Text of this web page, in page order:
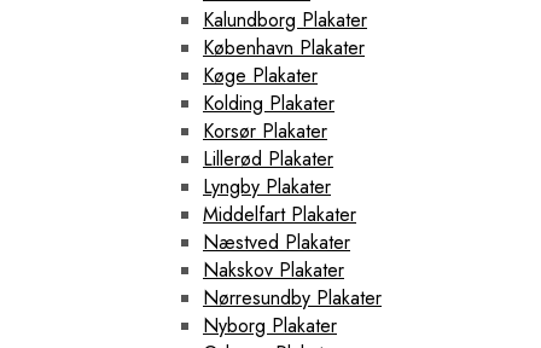
Kalundborg Plakater
København Plakater
Køge Plakater
Kolding Plakater
Korsør Plakater
Lillerød Plakater
Lyngby Plakater
Middelfart Plakater
Næstved Plakater
Nakskov Plakater
Nørresundby Plakater
Nyborg Plakater